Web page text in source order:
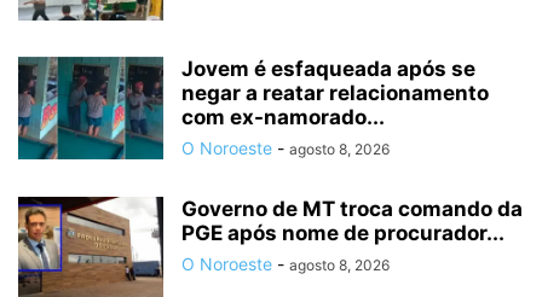
Jovem é esfaqueada após se
negar a reatar relacionamento
com ex-namorado...
O Noroeste - agosto 8, 2026
Governo de MT troca comando da
PGE após nome de procurador...
O Noroeste - agosto 8, 2026